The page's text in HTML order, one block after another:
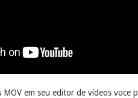
em seu editor de vídeos voce